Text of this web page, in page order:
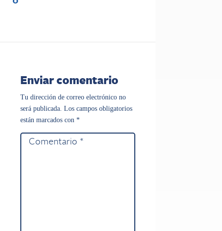
Enviar comentario
Tu dirección de correo electrónico no
será publicada. Los campos obligatorios
están marcados con *